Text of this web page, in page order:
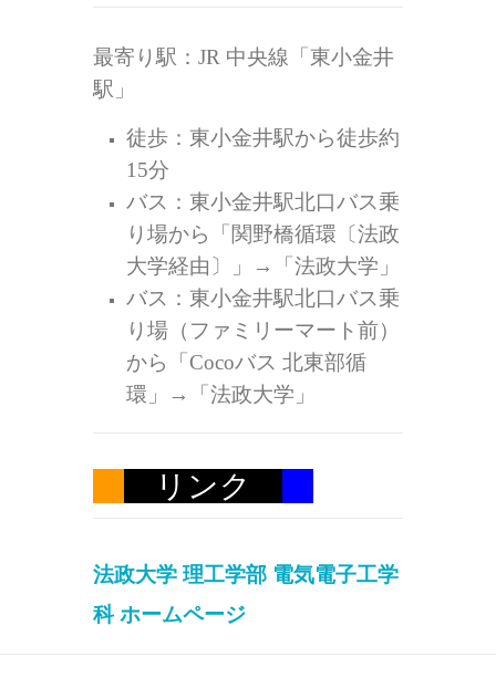
最寄り駅：JR 中央線「東小金井
駅」
徒歩：東小金井駅から徒歩約
15分
バス：東小金井駅北口バス乗
り場から「関野橋循環〔法政
大学経由〕」→「法政大学」
バス：東小金井駅北口バス乗
り場（ファミリーマート前）
から「Cocoバス 北東部循
環」→「法政大学」
リンク
法政大学 理工学部 電気電子工学
科 ホームページ